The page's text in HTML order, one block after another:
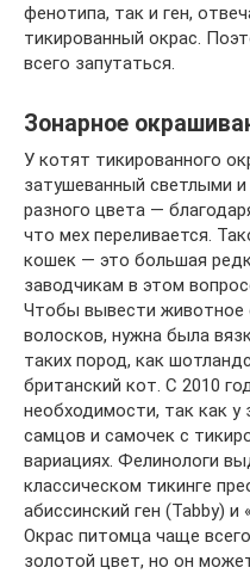
фенотипа, так и ген,
тикированный окрас.
всего запутаться.
Зонарное
У котят тикированного
затушеванный светлыми
разного цвета —
что мех переливается.
кошек — это большая
заводчикам в этом
Чтобы вывести животное
волосков, нужна была
таких пород, как
британский кот. С 2010
необходимости, так как
самцов и самочек с
вариациях. Фелинологи
классическом тикинге
абиссинский ген (Tabby)
Окрас питомца чаще
золотой цвет, но он